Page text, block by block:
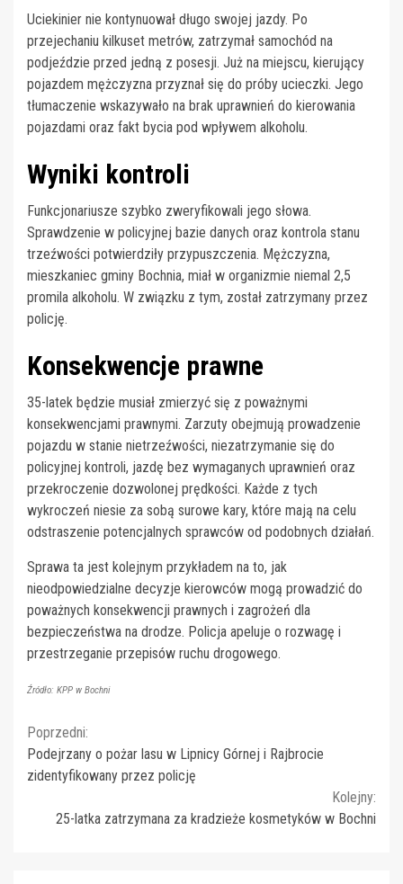
Uciekinier nie kontynuował długo swojej jazdy. Po
przejechaniu kilkuset metrów, zatrzymał samochód na
podjeździe przed jedną z posesji. Już na miejscu, kierujący
pojazdem mężczyzna przyznał się do próby ucieczki. Jego
tłumaczenie wskazywało na brak uprawnień do kierowania
pojazdami oraz fakt bycia pod wpływem alkoholu.
Wyniki kontroli
Funkcjonariusze szybko zweryfikowali jego słowa.
Sprawdzenie w policyjnej bazie danych oraz kontrola stanu
trzeźwości potwierdziły przypuszczenia. Mężczyzna,
mieszkaniec gminy Bochnia, miał w organizmie niemal 2,5
promila alkoholu. W związku z tym, został zatrzymany przez
policję.
Konsekwencje prawne
35-latek będzie musiał zmierzyć się z poważnymi
konsekwencjami prawnymi. Zarzuty obejmują prowadzenie
pojazdu w stanie nietrzeźwości, niezatrzymanie się do
policyjnej kontroli, jazdę bez wymaganych uprawnień oraz
przekroczenie dozwolonej prędkości. Każde z tych
wykroczeń niesie za sobą surowe kary, które mają na celu
odstraszenie potencjalnych sprawców od podobnych działań.
Sprawa ta jest kolejnym przykładem na to, jak
nieodpowiedzialne decyzje kierowców mogą prowadzić do
poważnych konsekwencji prawnych i zagrożeń dla
bezpieczeństwa na drodze. Policja apeluje o rozwagę i
przestrzeganie przepisów ruchu drogowego.
Źródło: KPP w Bochni
Continue
Reading
Poprzedni:
Podejrzany o pożar lasu w Lipnicy Górnej i Rajbrocie
zidentyfikowany przez policję
Kolejny:
25-latka zatrzymana za kradzieże kosmetyków w Bochni